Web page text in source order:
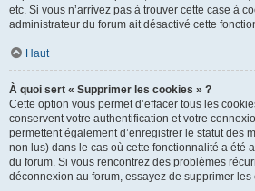
etc. Si vous n’arrivez pas à trouver cette case à
administrateur du forum ait désactivé cette
Haut
À quoi sert « Supprimer les cookies » ?
Cette option vous permet d’effacer tous les
conservent votre authentification et votre
permettent également d’enregistrer le statut des
non lus) dans le cas où cette fonctionnalité a été
du forum. Si vous rencontrez des problèmes
déconnexion au forum, essayez de supprimer les